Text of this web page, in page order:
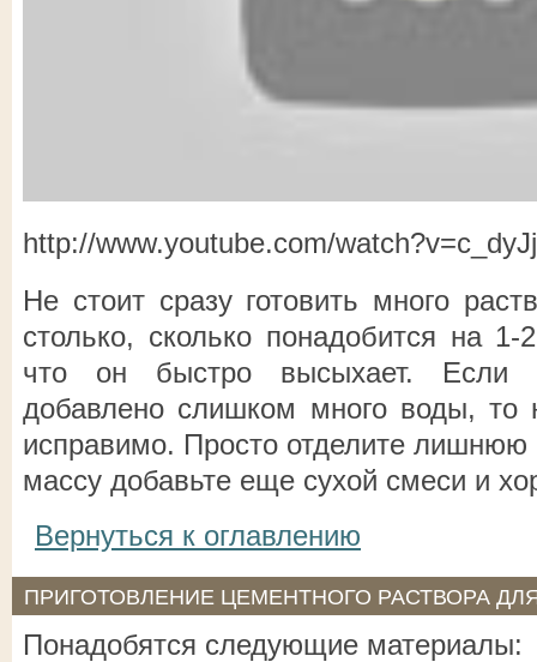
http://www.youtube.com/
Не стоит сразу готовить много
столько, сколько понадобится на
что он быстро высыхает. Если
добавлено слишком много воды, то
исправимо. Просто отделите лишнюю
массу добавьте еще сухой смеси и
Вернуться к оглавлению
ПРИГОТОВЛЕНИЕ ЦЕМЕНТНОГО РАСТВОРА
Понадобятся следующие материалы: